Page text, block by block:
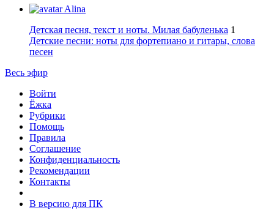
Alina
Детская песня, текст и ноты. Милая бабуленька 1
Детские песни: ноты для фортепиано и гитары, слова
песен
Весь эфир
Войти
Ёжка
Рубрики
Помощь
Правила
Соглашение
Конфиденциальность
Рекомендации
Контакты
В версию для ПК